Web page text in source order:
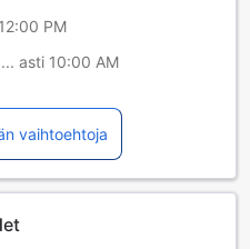
12:00 PM
asti 10:00 AM
vaihtoehtoja